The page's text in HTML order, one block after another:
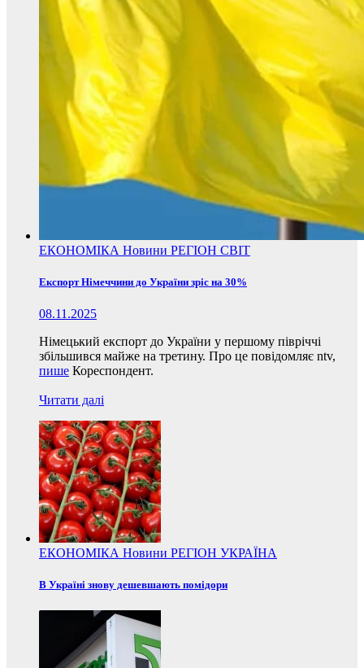
ЕКОНОМІКА Новини РЕГІОН СВІТ
Експорт Німеччини до України зріс на 30%
08.11.2025
Німецький експорт до України у першому півріччі
збільшився майже на третину. Про це повідомляє ntv,
пише Кореспондент.
Читати далі
ЕКОНОМІКА Новини РЕГІОН УКРАЇНА
В Україні знову дешевшають помідори